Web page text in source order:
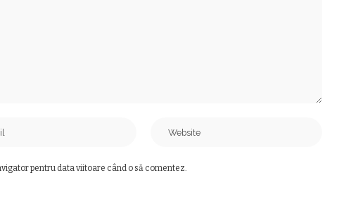
pentru data viitoare când o să comentez.